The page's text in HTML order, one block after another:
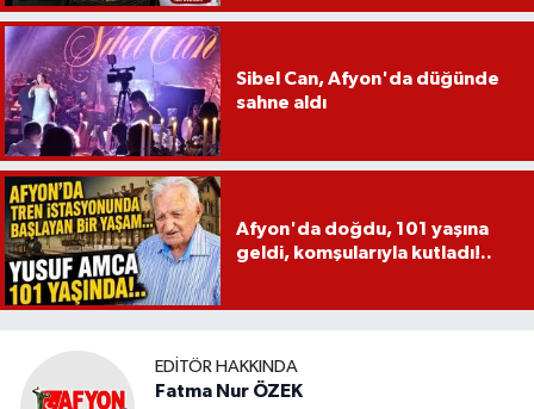
Sibel Can, Afyon'da düğünde
sahne aldı
Afyon'da doğdu, 101 yaşına
geldi, komşularıyla kutladı!..
EDITÖR HAKKINDA
Fatma Nur ÖZEK